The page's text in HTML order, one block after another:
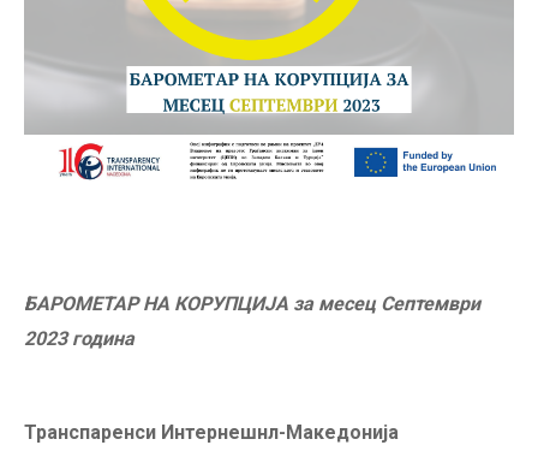
БАРОМЕТАР НА КОРУПЦИЈА за месец Септември
2023 година
Транспаренси Интернешнл-Македонија